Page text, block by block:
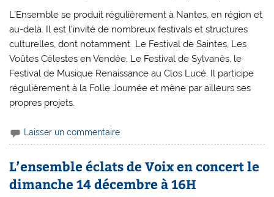
L’Ensemble se produit régulièrement à Nantes, en région et
au-delà. Il est l’invité de nombreux festivals et structures
culturelles, dont notamment Le Festival de Saintes, Les
Voûtes Célestes en Vendée, Le Festival de Sylvanès, le
Festival de Musique Renaissance au Clos Lucé. Il participe
régulièrement à la Folle Journée et mène par ailleurs ses
propres projets.
Laisser un commentaire
L’ensemble éclats de Voix en concert le
dimanche 14 décembre à 16H